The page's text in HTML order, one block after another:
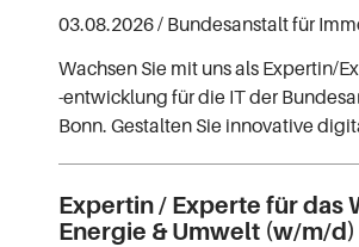
03.08.2026 / Bundesanstalt für
Wachsen Sie mit uns als Expertin/
-entwicklung für die IT der
Bonn. Gestalten Sie innovative
Expertin / Experte für das
Energie & Umwelt (w/m/d)